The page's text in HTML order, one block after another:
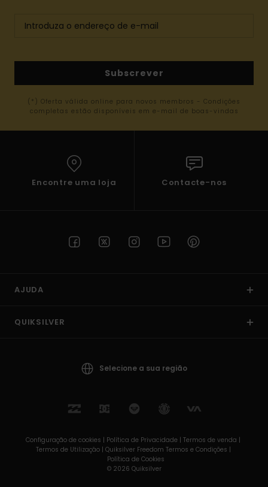
Subscrever
(*) Oferta válida online para novos membros - Condições
completas estão disponíveis em e-mail de boas-vindas
Encontre uma loja Contacte-nos
AJUDA
QUIKSILVER
Selecione a sua região
Configuração de cookies | Política de Privacidade | Termos de venda |
Termos de Utilizaçâo | Quiksilver Freedom Termos e Condições |
Política de Cookies
© 2026 Quiksilver